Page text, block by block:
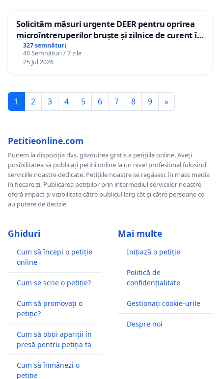
Solicităm măsuri urgente DEER pentru oprirea
microîntreruperilor bruște și zilnice de curent în
Sâncraiu de Mureș și Nazna
327 semnături
40 Semnături / 7 zile
25 Jul 2026
1 2 3 4 5 6 7 8 9 »
Petitieonline.com
Punem la dispoziția dvs. găzduirea gratis a petițiile online. Aveți
posibilitatea să publicați petiții online la un nivel profesional folosind
serviciile noastre dedicate. Petițiile noastre se regăsesc în mass media
în fiecare zi. Publicarea petițiilor prin intermediul serviciilor noastre
oferă impact și vizibilitate către publicul larg cât și către persoane ce
au putere de decizie
Ghiduri
Cum să începi o petiție
online
Cum se scrie o petiție?
Cum să promovați o
petiție?
Cum să obții apariții în
presă pentru petiția ta
Cum să înmânezi o
petiție
Mai multe
Inițiază o petiție
Politică de
confidențialitate
Gestionați cookie-urile
Despre noi